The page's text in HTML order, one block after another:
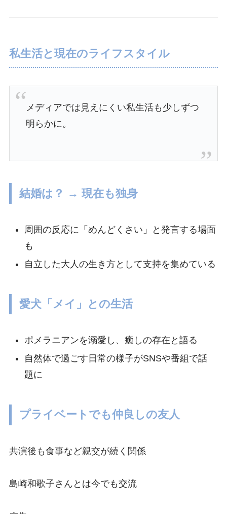
私生活と現在のライフスタイル
メディアでは見えにくい私生活も少しずつ
明らかに。
結婚は？ → 現在も独身
周囲の反応に「めんどくさい」と発言する場面
も
自立した大人の生き方として支持を集めている
愛犬「メイ」との生活
ポメラニアンを溺愛し、癒しの存在と語る
自然体で過ごす日常の様子がSNSや番組で話
題に
プライベートでも仲良しの友人
共演後も食事など親交が続く関係
島崎和歌子さんとは今でも交流